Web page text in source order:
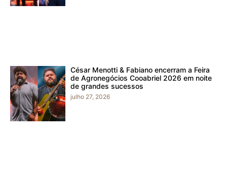
César Menotti & Fabiano encerram a Feira
de Agronegócios Cooabriel 2026 em noite
de grandes sucessos
julho 27, 2026